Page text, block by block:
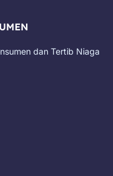
i
t
dan Tertib Niaga